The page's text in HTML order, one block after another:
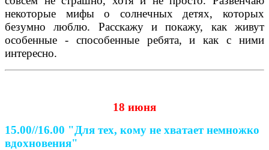
некоторые мифы о солнечных детях, которых
безумно люблю. Расскажу и покажу, как живут
особенные - способенные ребята, и как с ними
интересно.
18 июня
15.00//16.00 "Для тех, кому не хватает немножко
вдохновения"